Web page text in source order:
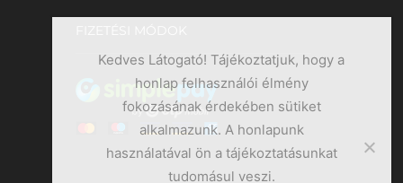
Kedves Látogató! Tájékoztatjuk, hogy a
honlap felhasználói élmény
fokozásának érdekében sütiket
alkalmazunk. A honlapunk
használatával ön a tájékoztatásunkat
tudomásul veszi.